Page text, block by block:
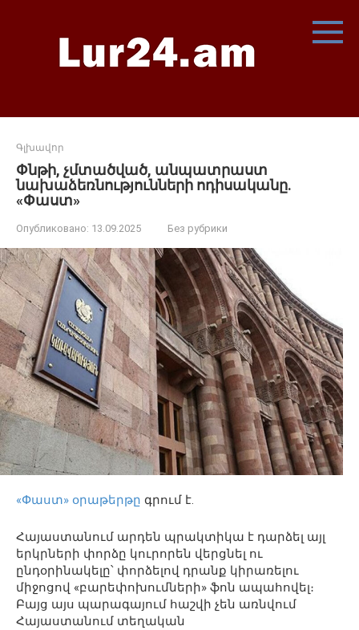
Գլխավոր
Փնթի, չմտածված, անպատրաստ
նախաձեռնությունների ոդիսականը.
«Փաստ»
Опубликовано: 13.09.2025 Без рубрики
«Փաստ» օրաթերթը գրում է.
Հայաստանում արդեն պրակտիկա է դարձել այլ
երկրների փորձը կուրորեն վերցնել ու
ընդօրինակելը՝ փորձելով դրանք կիրառելու
միջոցով «բարեփոխումների» ֆոն ապահովել։
Բայց այս պարագայում հաշվի չեն առնվում
Հայաստանում տեղական